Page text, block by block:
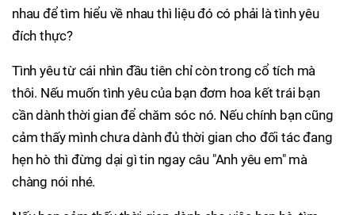
nhau để tìm hiểu về nhau thì liệu đó có phải là tình yêu
đích thực?
Tình yêu từ cái nhìn đầu tiên chỉ còn trong cổ tích mà
thôi. Nếu muốn tình yêu của bạn đơm hoa kết trái bạn
cần dành thời gian để chăm sóc nó. Nếu chính bạn cũng
cảm thấy mình chưa dành đủ thời gian cho đối tác đang
hẹn hò thì đừng dại gì tin ngay câu "Anh yêu em" mà
chàng nói nhé.